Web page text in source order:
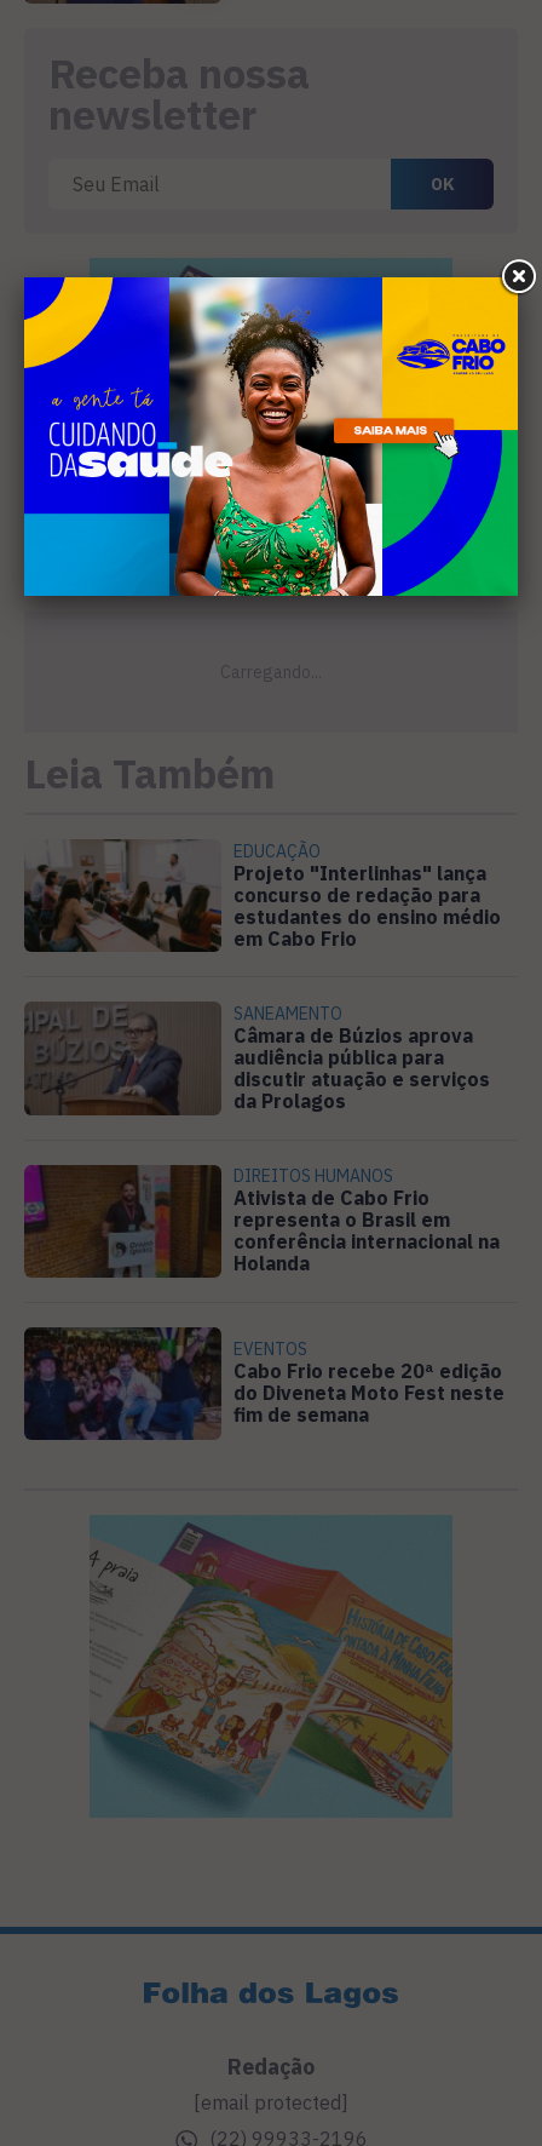
Receba nossa
newsletter
Leia Também
EDUCAÇÃO
Projeto "Interlinhas" lança
concurso de redação para
estudantes do ensino médio
em Cabo Frio
SANEAMENTO
Câmara de Búzios aprova
audiência pública para
discutir atuação e serviços
da Prolagos
DIREITOS HUMANOS
Ativista de Cabo Frio
representa o Brasil em
conferência internacional na
Holanda
EVENTOS
Cabo Frio recebe 20ª edição
do Diveneta Moto Fest neste
fim de semana
Redação
[email protected]
(22) 99933-2196